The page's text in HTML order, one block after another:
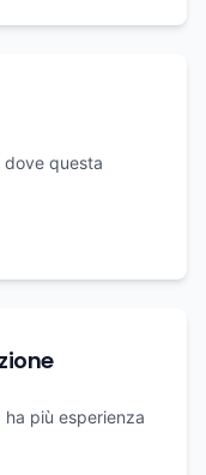
dove questa
più esperienza